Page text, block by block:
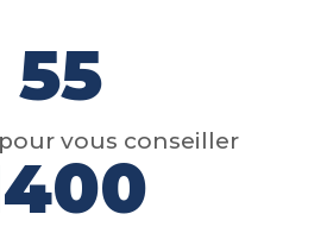
55
vous conseiller